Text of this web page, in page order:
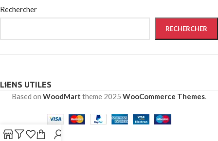
Rechercher
RECHERCHER
LIENS UTILES
Based on WoodMart theme 2025 WooCommerce Themes.